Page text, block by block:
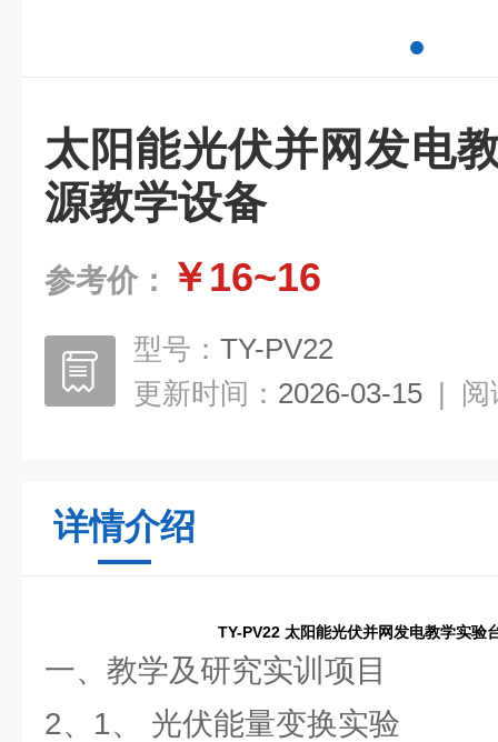
太阳能光伏并网发电
源教学设备
参考价： ￥16~16
型号： TY-PV22
更新时间： 2026-03-15 | 阅
详情介绍
TY-PV22 太阳能光伏并网发电教学实验
一、教学及研究实训项目
2、1、 光伏能量变换实验